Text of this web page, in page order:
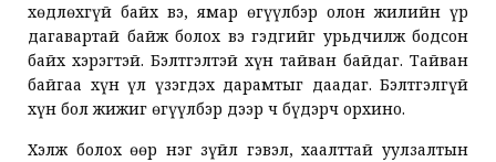
хөдлөхгүй байх вэ, ямар өгүүлбэр олон жилийн үр
дагавартай байж болох вэ гэдгийг урьдчилж бодсон
байх хэрэгтэй. Бэлтгэлтэй хүн тайван байдаг. Тайван
байгаа хүн үл үзэгдэх дарамтыг даадаг. Бэлтгэлгүй
хүн бол жижиг өгүүлбэр дээр ч бүдэрч орхино.
Хэлж болох өөр нэг зүйл гэвэл, хаалттай уулзалтын